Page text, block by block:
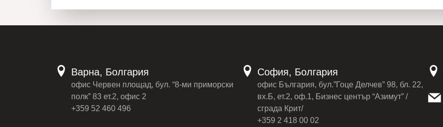
Варна, Болгария
офис Червен площад, бул. “8-ми приморски
полк” 83 ет.2, офис 2
+359 52 460 496
София, Болгария
офис България, бул.”Гоце Делчев” 98, бл. 22,
вх.Б, ет.2, оф.1, Бизнес център “Азимут” /
сграда Крит/
+359 2 418 00 02